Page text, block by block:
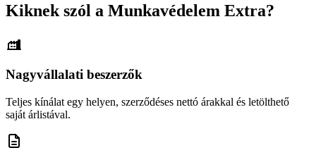
Kiknek szól a Munkavédelem Extra?
Nagyvállalati beszerzők
Teljes kínálat egy helyen, szerződéses nettó árakkal és letölthető
saját árlistával.